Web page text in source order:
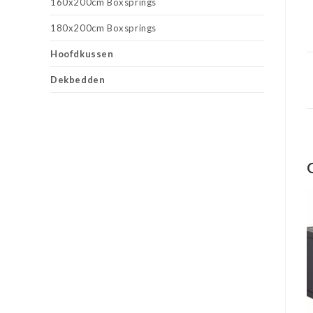
180x200cm Boxsprings
Hoofdkussen
Dekbedden